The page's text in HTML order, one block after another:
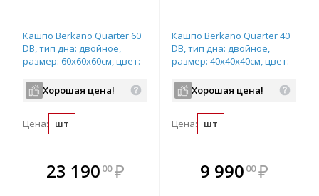
Кашпо Berkano Quarter 60
DB, тип дна: двойное,
размер: 60x60x60см, цвет:
Хорошая цена!
Цена: шт
23 190 00 ₽
В комплекте
всегда выгоднее!
Кашпо Berkano Quarter 40
DB, тип дна: двойное,
размер: 40x40x40см, цвет:
Хорошая цена!
Цена: шт
В комплекте
всегда выгоднее!
9 990 00 ₽